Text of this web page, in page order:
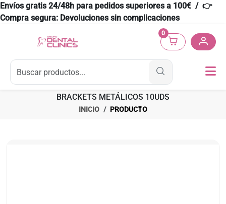
Envíos gratis 24/48h para pedidos superiores a 100€ / 👉
Compra segura: Devoluciones sin complicaciones
0
BRACKETS METÁLICOS 10UDS
INICIO PRODUCTO